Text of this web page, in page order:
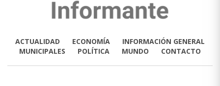
ACTUALIDAD ECONOMÍA
INFORMACIÓN GENERAL
MUNICIPALES
POLÍTICA MUNDO CONTACTO